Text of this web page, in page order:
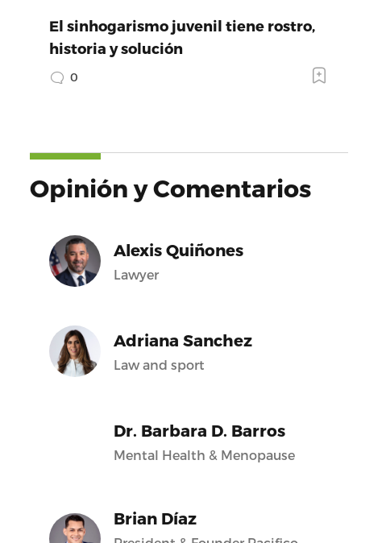
El sinhogarismo juvenil tiene rostro,
historia y solución
0
Opinión y Comentarios
Alexis Quiñones
Lawyer
Adriana Sanchez
Law and sport
Dr. Barbara D. Barros
Mental Health & Menopause
Brian Díaz